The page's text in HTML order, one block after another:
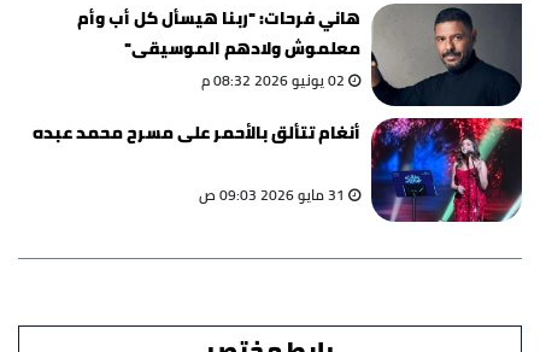
هاني فرحات: "ربنا هيسأل كل أب وأم
معلموش ولادهم الموسيقى"
02 يونيو 2026 08:32 م
أنغام تتألق بالأحمر على مسرح محمد عبده
31 مايو 2026 09:03 ص